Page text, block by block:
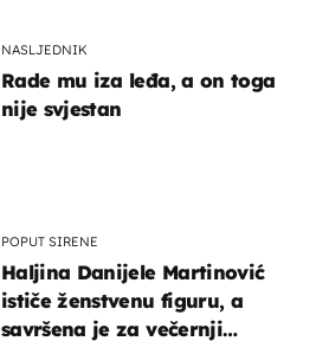
NASLJEDNIK
Rade mu iza leđa, a on toga
nije svjestan
POPUT SIRENE
Haljina Danijele Martinović
ističe ženstvenu figuru, a
savršena je za večernji